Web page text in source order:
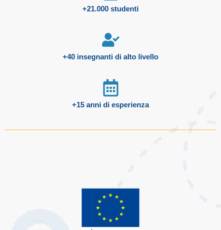
+21.000 studenti
+40 insegnanti di alto livello
+15 anni di esperienza